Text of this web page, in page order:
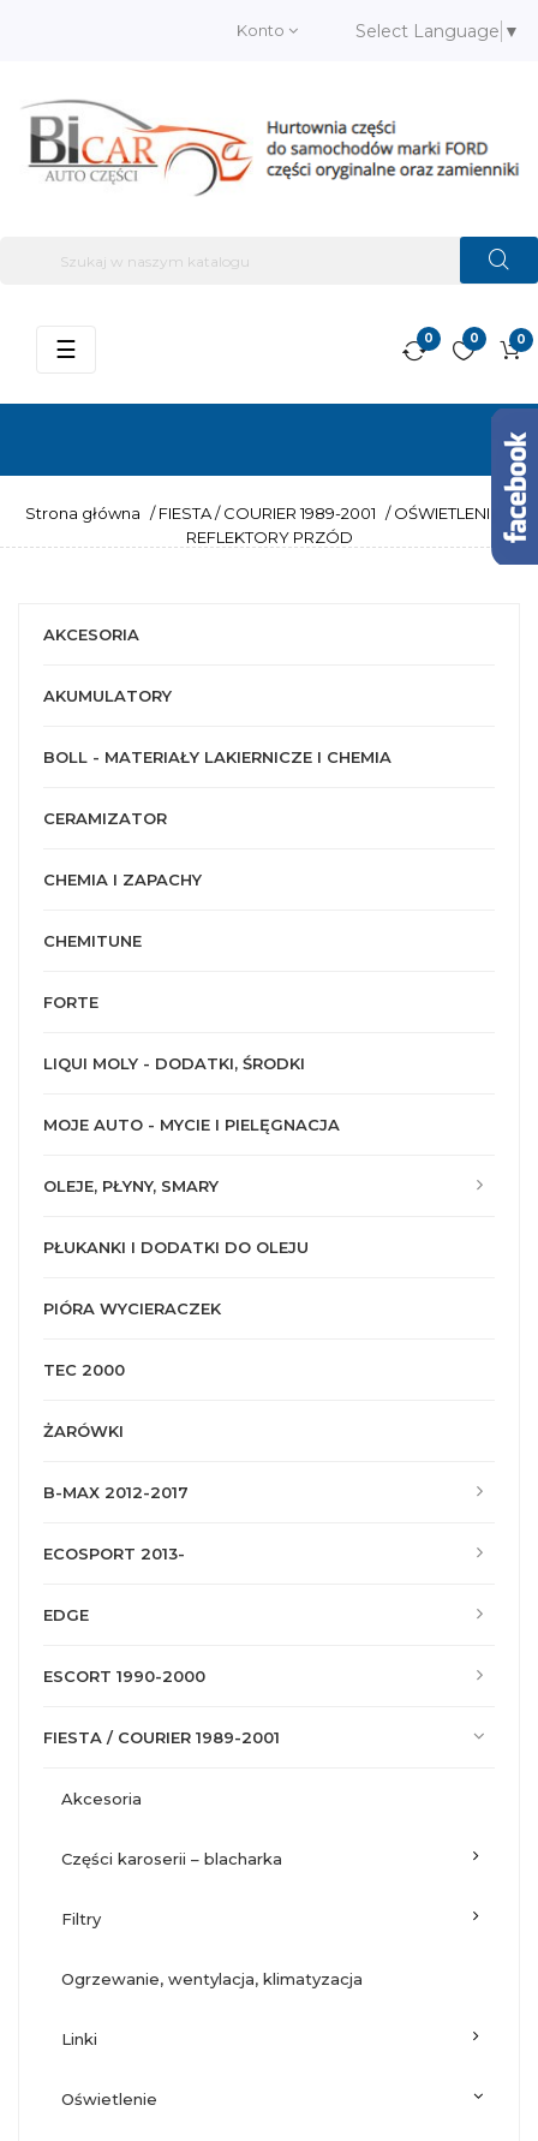
Konto Select Language ▼
0
0
0
Przełącz
☰
Strona główna / FIESTA / COURIER 1989-2001 / OŚWIETLENIE
/
REFLEKTORY PRZÓD
AKCESORIA
AKUMULATORY
BOLL - MATERIAŁY LAKIERNICZE I CHEMIA
CERAMIZATOR
CHEMIA I ZAPACHY
CHEMITUNE
FORTE
LIQUI MOLY - DODATKI, ŚRODKI
MOJE AUTO - MYCIE I PIELĘGNACJA
OLEJE, PŁYNY, SMARY
PŁUKANKI I DODATKI DO OLEJU
PIÓRA WYCIERACZEK
TEC 2000
ŻARÓWKI
B-MAX 2012-2017
ECOSPORT 2013-
EDGE
ESCORT 1990-2000
FIESTA / COURIER 1989-2001
akcesoria
części karoserii – blacharka
filtry
ogrzewanie, wentylacja, klimatyzacja
linki
oświetlenie